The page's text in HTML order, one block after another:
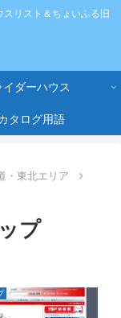
リスト＆ちょいふる旧
イダーハウス
タログ用語
・東北エリア
プ